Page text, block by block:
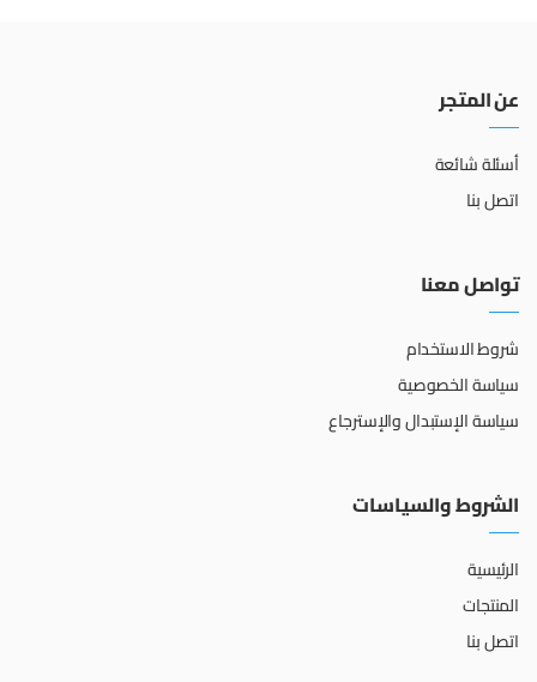
عن المتجر
أسئلة شائعة
اتصل بنا
تواصل معنا
شروط الاستخدام
سياسة الخصوصية
سياسة الإستبدال والإسترجاع
الشروط والسياسات
الرئيسية
المنتجات
اتصل بنا